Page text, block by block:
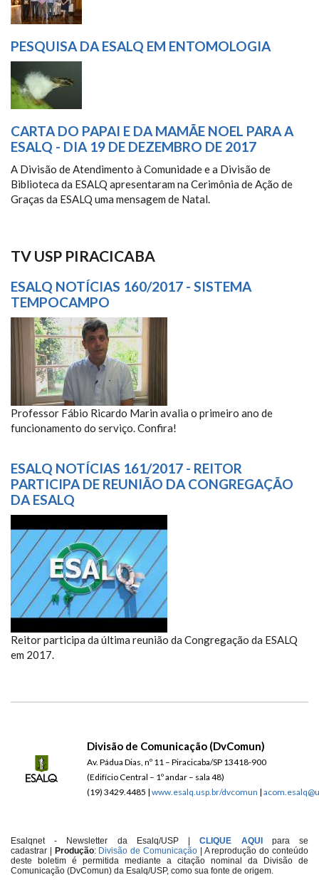
PESQUISA DA ESALQ EM ENTOMOLOGIA
CARTA DO PAPAI E DA MAMÃE NOEL PARA A
ESALQ - DIA 19 DE DEZEMBRO DE 2017
A Divisão de Atendimento à Comunidade e a Divisão de
Biblioteca da ESALQ apresentaram na Cerimônia de Ação de
Graças da ESALQ uma mensagem de Natal.
TV USP PIRACICABA
ESALQ NOTÍCIAS 160/2017 - SISTEMA
TEMPOCAMPO
ESALQ NOTÍCIAS 160/2017 -
SISTEMA TEMPOCAMPO
Professor Fábio Ricardo Marin avalia o primeiro ano de
funcionamento do serviço. Confira!
ESALQ NOTÍCIAS 161/2017 - REITOR
PARTICIPA DE REUNIÃO DA CONGREGAÇÃO
DA ESALQ
ESALQ NOTÍCIAS 161/2017 -
REITOR PARTICIPA DE REUNIÃO
DA CONGREGAÇÃO DA ESALQ
Reitor participa da última reunião da Congregação da ESALQ
em 2017.
Divisão de Comunicação (DvComun)
Av. Pádua Dias, nº 11 – Piracicaba/SP 13418-900
(Edifício Central – 1º andar – sala 48)
(19) 3429.4485 | www.esalq.usp.br/dvcomun |
Esalqnet - Newsletter da Esalq/USP | CLIQUE AQUI
para se
cadastrar
Produção:Divisão de Comunicação | A reprodução do conteúdo
deste boletim é permitida mediante a citação nominal da Divisão de
Comunicação (DvComun) da Esalq/USP, como sua fonte de origem.